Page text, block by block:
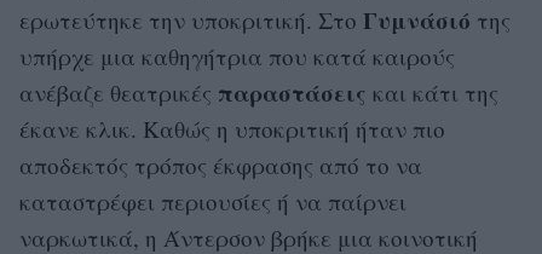
ερωτεύτηκε την υποκριτική. Στο Γυμνάσιό της
υπήρχε μια καθηγήτρια που κατά καιρούς
ανέβαζε θεατρικές παραστάσεις και κάτι της
έκανε κλικ. Καθώς η υποκριτική ήταν πιο
αποδεκτός τρόπος έκφρασης από το να
καταστρέφει περιουσίες ή να παίρνει
ναρκωτικά, η Άντερσον βρήκε μια κοινοτική